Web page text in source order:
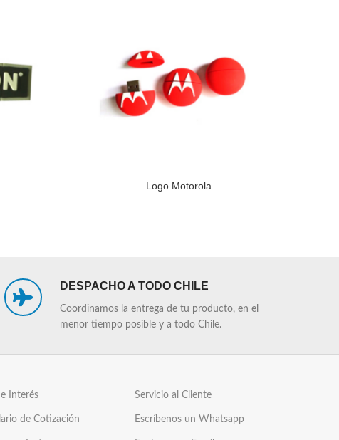
Logo Motorola
DESPACHO A TODO CHILE
Coordinamos la entrega de tu producto, en el
menor tiempo posible y a todo Chile.
Interés
de Cotización
Servicio al Cliente
Escríbenos un Whatsapp